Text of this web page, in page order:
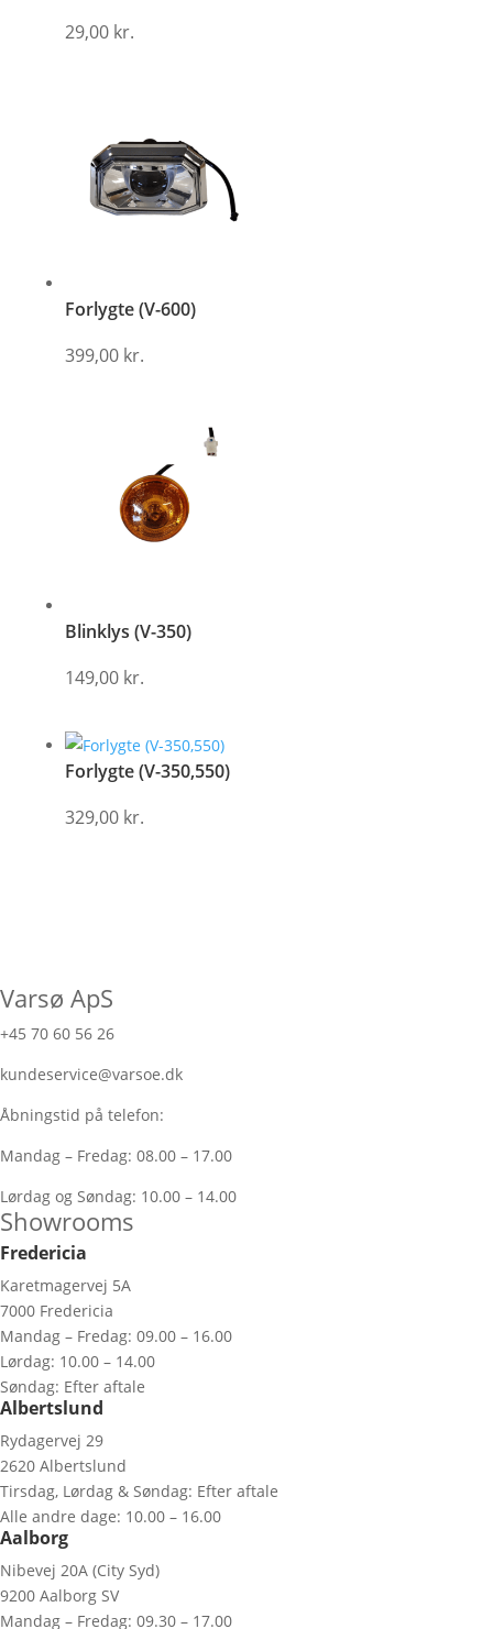
29,00 kr.
Forlygte (V-600)
399,00 kr.
Blinklys (V-350)
149,00 kr.
Forlygte (V-350,550)
329,00 kr.
Varsø ApS
+45 70 60 56 26
kundeservice@varsoe.dk
Åbningstid på telefon:
Mandag – Fredag: 08.00 – 17.00
Lørdag og Søndag: 10.00 – 14.00
Showrooms
Fredericia
Karetmagervej 5A
7000 Fredericia
Mandag – Fredag: 09.00 – 16.00
Lørdag: 10.00 – 14.00
Søndag: Efter aftale
Albertslund
Rydagervej 29
2620 Albertslund
Tirsdag, Lørdag & Søndag: Efter aftale
Alle andre dage: 10.00 – 16.00
Aalborg
Nibevej 20A (City Syd)
9200 Aalborg SV
Mandag – Fredag: 09.30 – 17.00